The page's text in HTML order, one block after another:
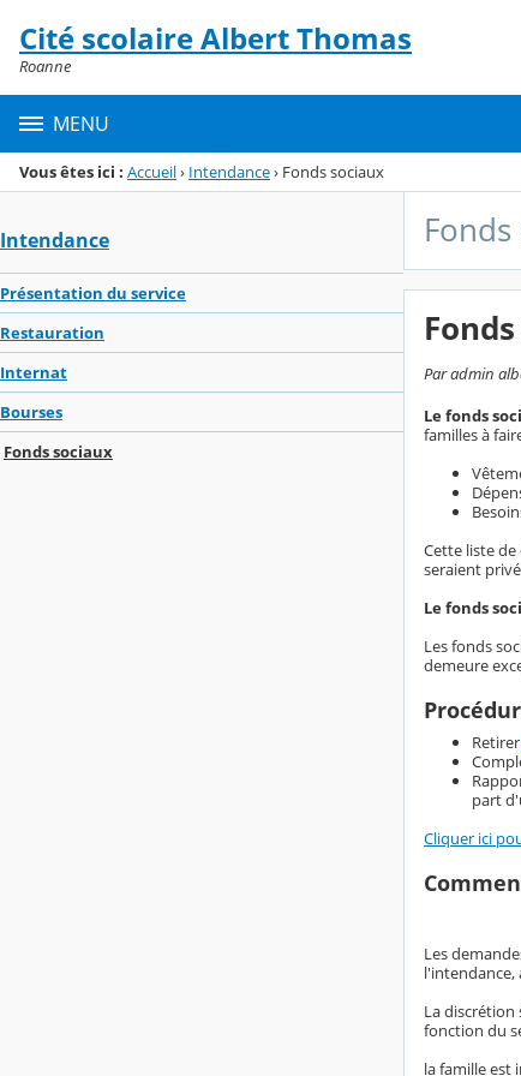
Menu de la rubrique
Contenu
Cité scolaire Albert Thomas
Roanne
MENU
Vous êtes ici : Accueil› Intendance› Fonds sociaux
Intendance
Présentation du service
Restauration
Internat
Bourses
Fonds sociaux
Par admin
Le fonds
familles à
Cette liste
seraient
Le fonds
Les fonds
demeure
Retirer
part
Cliquer ici
Les
l'intendance,
La discrétion
fonction du
la famille est